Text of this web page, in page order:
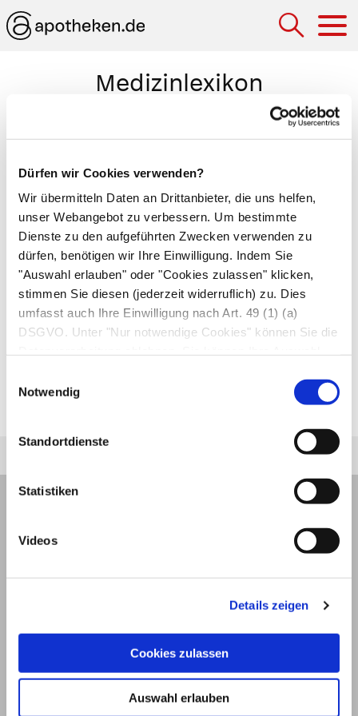
Dürfen wir Cookies verwenden?
Wir übermitteln Daten an Drittanbieter, die uns helfen,
unser Webangebot zu verbessern. Um bestimmte
Dienste zu den aufgeführten Zwecken verwenden zu
dürfen, benötigen wir Ihre Einwilligung. Indem Sie
"Auswahl erlauben" oder "Cookies zulassen" klicken,
stimmen Sie diesen (jederzeit widerruflich) zu. Dies
umfasst auch Ihre Einwilligung nach Art. 49 (1) (a)
DSGVO. Unter "Nur notwendige Cookies" können Sie die
Notwendig
Standortdienste
Statistiken
Videos
Details zeigen
Cookies zulassen
Auswahl erlauben
Medizinlexikon
Kalziumaufnahme behindert und die Bildung von
Nierensteinen fördert. Im Darm bindet sich
Oxalat an Kalzium und verhindert dadurch
dessen Aufnahme über die Darmwand ins Blut.
In der Niere bildet Oxalat schwerlösliche Salze,
die leicht zu Nierensteinen kristallisieren.
Besonders reich an Oxalsäure sind schwarzer
Tee, Kakao, Pfefferminze und Spinat. Wer an
Nierensteinen leidet, sollte daher weitestgehend
auf die genannten Getränke und Speisen
© 2026